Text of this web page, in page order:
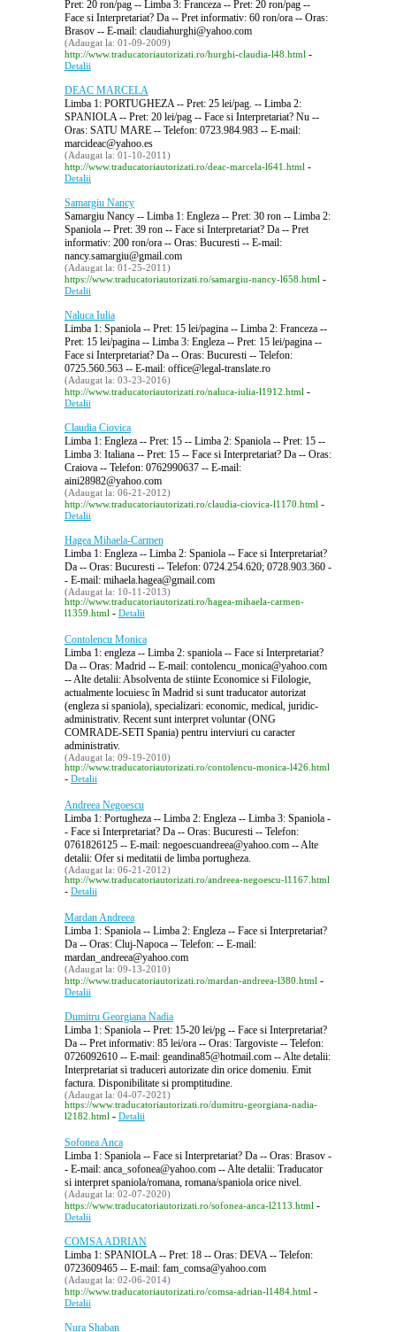
Pret: 20 ron/pag -- Limba 3: Franceza -- Pret: 20 ron/pag --
Face si Interpretariat? Da -- Pret informativ: 60 ron/ora -- Oras:
Brasov -- E-mail: claudiahurghi@yahoo.com
(Adaugat la: 01-09-2009)
http://www.traducatoriautorizati.ro/hurghi-claudia-l48.html-
Detalii
DEAC MARCELA
Limba 1: PORTUGHEZA -- Pret: 25 lei/pag. -- Limba 2:
SPANIOLA -- Pret: 20 lei/pag -- Face si Interpretariat? Nu --
Oras: SATU MARE -- Telefon: 0723.984.983 -- E-mail:
marcideac@yahoo.es
(Adaugat la: 01-10-2011)
http://www.traducatoriautorizati.ro/deac-marcela-l641.html-
Detalii
Samargiu Nancy
Samargiu Nancy -- Limba 1: Engleza -- Pret: 30 ron -- Limba 2:
Spaniola -- Pret: 39 ron -- Face si Interpretariat? Da -- Pret
informativ: 200 ron/ora -- Oras: Bucuresti -- E-mail:
nancy.samargiu@gmail.com
(Adaugat la: 01-25-2011)
https://www.traducatoriautorizati.ro/samargiu-nancy-l658.html-
Detalii
Naluca Iulia
Limba 1: Spaniola -- Pret: 15 lei/pagina -- Limba 2: Franceza --
Pret: 15 lei/pagina -- Limba 3: Engleza -- Pret: 15 lei/pagina --
Face si Interpretariat? Da -- Oras: Bucuresti -- Telefon:
0725.560.563 -- E-mail: office@legal-translate.ro
(Adaugat la: 03-23-2016)
http://www.traducatoriautorizati.ro/naluca-iulia-l1912.html-
Detalii
Claudia Ciovica
Limba 1: Engleza -- Pret: 15 -- Limba 2: Spaniola -- Pret: 15 --
Limba 3: Italiana -- Pret: 15 -- Face si Interpretariat? Da -- Oras:
Craiova -- Telefon: 0762990637 -- E-mail:
aini28982@yahoo.com
(Adaugat la: 06-21-2012)
http://www.traducatoriautorizati.ro/claudia-ciovica-l1170.html-
Detalii
Hagea Mihaela-Carmen
Limba 1: Engleza -- Limba 2: Spaniola -- Face si Interpretariat?
Da -- Oras: Bucuresti -- Telefon: 0724.254.620; 0728.903.360 -
- E-mail: mihaela.hagea@gmail.com
(Adaugat la: 10-11-2013)
http://www.traducatoriautorizati.ro/hagea-mihaela-carmen-
l1359.html- Detalii
Contolencu Monica
Limba 1: engleza -- Limba 2: spaniola -- Face si Interpretariat?
Da -- Oras: Madrid -- E-mail: contolencu_monica@yahoo.com
-- Alte detalii: Absolventa de stiinte Economice si Filologie,
actualmente locuiesc în Madrid si sunt traducator autorizat
(engleza si spaniola), specializari: economic, medical, juridic-
administrativ. Recent sunt interpret voluntar (ONG
COMRADE-SETI Spania) pentru interviuri cu caracter
administrativ.
(Adaugat la: 09-19-2010)
http://www.traducatoriautorizati.ro/contolencu-monica-l426.html
- Detalii
Andreea Negoescu
Limba 1: Portugheza -- Limba 2: Engleza -- Limba 3: Spaniola -
- Face si Interpretariat? Da -- Oras: Bucuresti -- Telefon:
0761826125 -- E-mail: negoescuandreea@yahoo.com -- Alte
detalii: Ofer si meditatii de limba portugheza.
(Adaugat la: 06-21-2012)
http://www.traducatoriautorizati.ro/andreea-negoescu-l1167.html
- Detalii
Mardan Andreea
Limba 1: Spaniola -- Limba 2: Engleza -- Face si Interpretariat?
Da -- Oras: Cluj-Napoca -- Telefon: -- E-mail:
mardan_andreea@yahoo.com
(Adaugat la: 09-13-2010)
http://www.traducatoriautorizati.ro/mardan-andreea-l380.html-
Detalii
Dumitru Georgiana Nadia
Limba 1: Spaniola -- Pret: 15-20 lei/pg -- Face si Interpretariat?
Da -- Pret informativ: 85 lei/ora -- Oras: Targoviste -- Telefon:
0726092610 -- E-mail: geandina85@hotmail.com -- Alte detalii:
Interpretariat si traduceri autorizate din orice domeniu. Emit
factura. Disponibilitate si promptitudine.
(Adaugat la: 04-07-2021)
https://www.traducatoriautorizati.ro/dumitru-georgiana-nadia-
l2182.html- Detalii
Sofonea Anca
Limba 1: Spaniola -- Face si Interpretariat? Da -- Oras: Brasov -
- E-mail: anca_sofonea@yahoo.com -- Alte detalii: Traducator
si interpret spaniola/romana, romana/spaniola orice nivel.
(Adaugat la: 02-07-2020)
https://www.traducatoriautorizati.ro/sofonea-anca-l2113.html-
Detalii
COMSA ADRIAN
Limba 1: SPANIOLA -- Pret: 18 -- Oras: DEVA -- Telefon:
0723609465 -- E-mail: fam_comsa@yahoo.com
(Adaugat la: 02-06-2014)
http://www.traducatoriautorizati.ro/comsa-adrian-l1484.html-
Detalii
Nura Shaban